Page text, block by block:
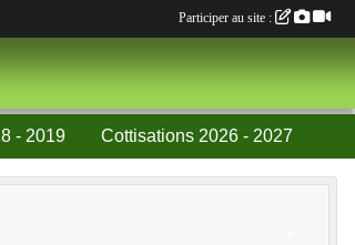
- 2019 Cottisations 2026 - 2027
Participer au site :
•